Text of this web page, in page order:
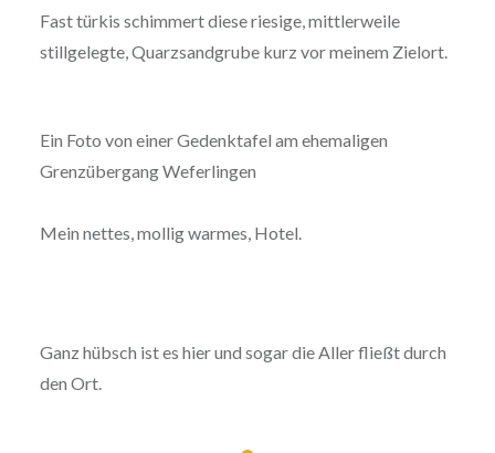
Fast türkis schimmert diese riesige, mittlerweile
stillgelegte, Quarzsandgrube kurz vor meinem Zielort.
Ein Foto von einer Gedenktafel am ehemaligen
Grenzübergang Weferlingen
Mein nettes, mollig warmes, Hotel.
Ganz hübsch ist es hier und sogar die Aller fließt durch
den Ort.